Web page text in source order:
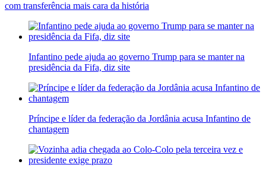
com transferência mais cara da história
Infantino pede ajuda ao governo Trump para se manter na
presidência da Fifa, diz site
Príncipe e líder da federação da Jordânia acusa Infantino de
chantagem